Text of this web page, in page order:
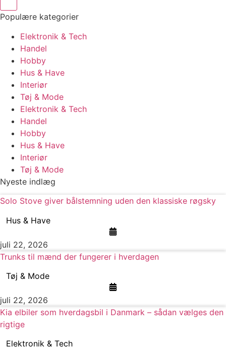
Populære kategorier
Elektronik & Tech
Handel
Hobby
Hus & Have
Interiør
Tøj & Mode
Elektronik & Tech
Handel
Hobby
Hus & Have
Interiør
Tøj & Mode
Nyeste indlæg
Solo Stove giver bålstemning uden den klassiske røgsky
Hus & Have
juli 22, 2026
Trunks til mænd der fungerer i hverdagen
Tøj & Mode
juli 22, 2026
Kia elbiler som hverdagsbil i Danmark – sådan vælges den
rigtige
Elektronik & Tech